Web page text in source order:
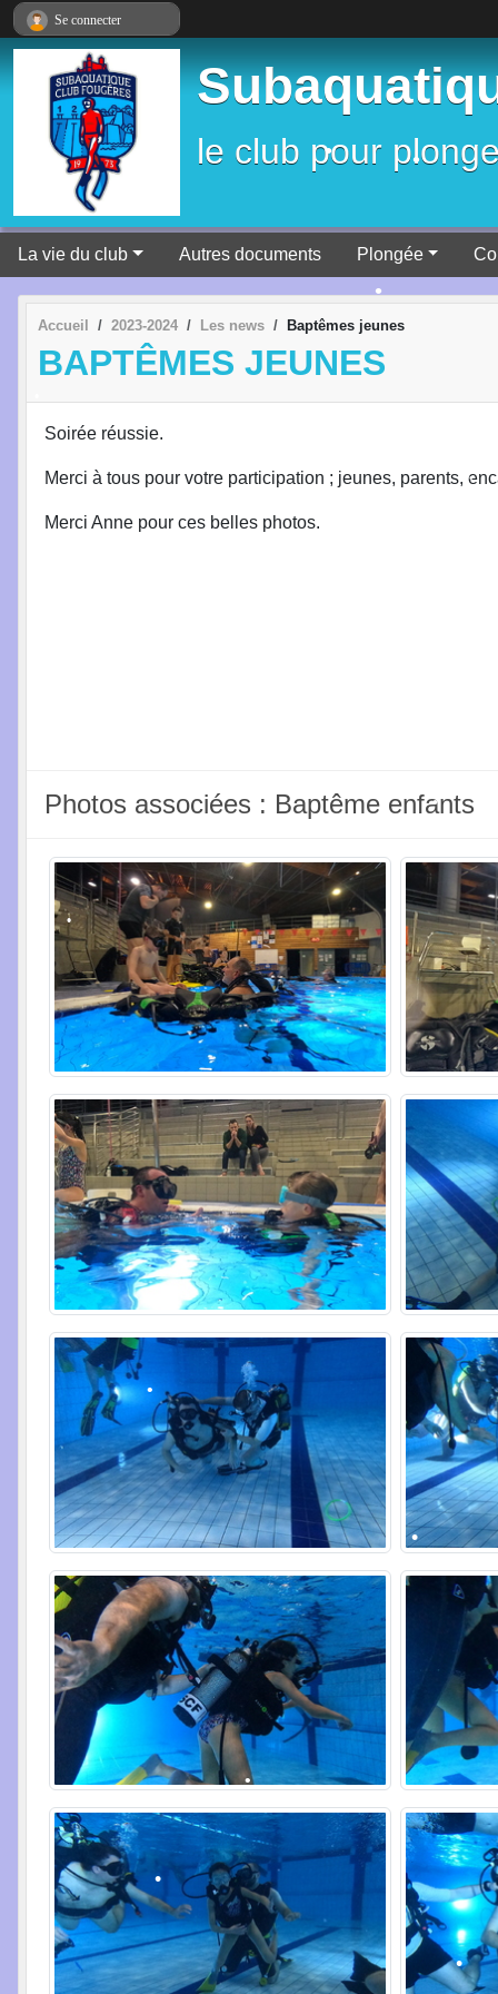
le club pour
La vie du club Autres documents Plongée
Accueil 2023-2024 Les news Baptêmes jeunes
BAPTÊMES JEUNES
Soirée réussie.
Merci à tous pour votre participation ; jeunes, parents,
Merci Anne pour ces belles photos.
Photos associées : Baptême enfants
Se connecter
•
•
•
•
•
•
•
Panneau de gestion des cookies